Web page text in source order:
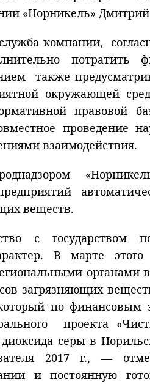
«Норникель»
компании,
также
окружающей
правовой
проведение
взаимодействия.
веществ.
с государством
В марте
органами
загрязняющих
по финансовым
проекта
серы в
2017 г., —
и постоянную